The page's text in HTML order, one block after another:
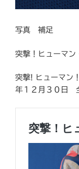
写真 補足
突撃！ヒューマ
突撃! ヒューマン
年１２月３０日